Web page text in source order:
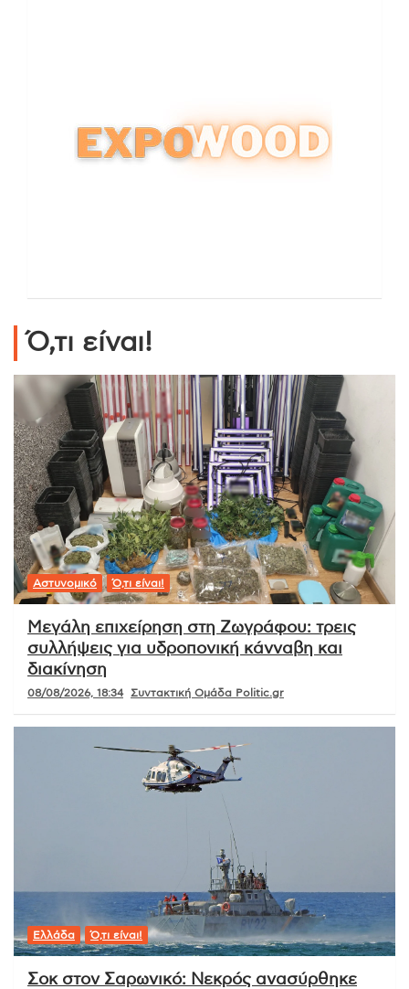
Ό,τι είναι!
Αστυνομικό Ό,τι είναι!
Μεγάλη επιχείρηση στη Ζωγράφου: τρεις
συλλήψεις για υδροπονική κάνναβη και
διακίνηση
08/08/2026, 18:34 Συντακτική Ομάδα Politic.gr
Ελλάδα Ό,τι είναι!
Σοκ στον Σαρωνικό: Νεκρός ανασύρθηκε